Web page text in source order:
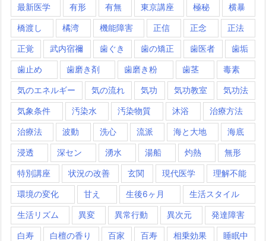
最新医学 有形 有無 東京講座 極秘 横暴
橋渡し 橘湾 機能障害 正信 正念 正法
正覚 武内宿禰 歯ぐき 歯の矯正 歯医者 歯垢
歯止め 歯磨き剤 歯磨き粉 歯茎 毒素
気のエネルギー 気の流れ 気功 気功教室 気功法
気象条件 汚染水 汚染物質 沐浴 治療方法
治療法 波動 洗心 流派 海と大地 海底
浸透 深セン 湧水 湯船 灼熱 無形
特別講座 状況の改善 玄関 現代医学 理解不能
環境の変化 甘え 生後6ヶ月 生活スタイル
生活リズム 異変 異常行動 異次元 発達障害
白寿 白檀の香り 百家 百寿 相乗効果 睡眠中